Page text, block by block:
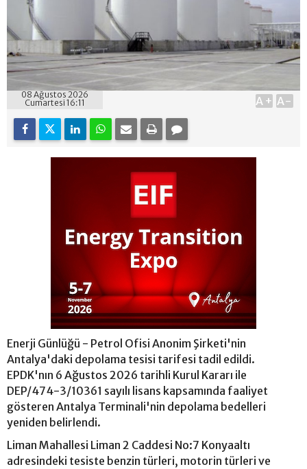
08 Ağustos 2026
Cumartesi 16:11
A+ A-
Enerji Günlüğü - Petrol Ofisi Anonim Şirketi'nin
Antalya'daki depolama tesisi tarifesi tadil edildi.
EPDK'nın 6 Ağustos 2026 tarihli Kurul Kararı ile
DEP/474-3/10361 sayılı lisans kapsamında faaliyet
gösteren Antalya Terminali'nin depolama bedelleri
yeniden belirlendi.
Liman Mahallesi Liman 2 Caddesi No:7 Konyaaltı
adresindeki tesiste benzin türleri, motorin türleri ve